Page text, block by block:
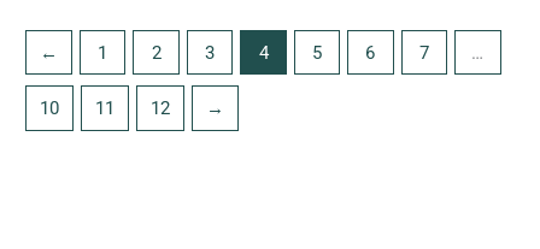
← 1 2 3 4 5 6 7 …
10 11 12 →